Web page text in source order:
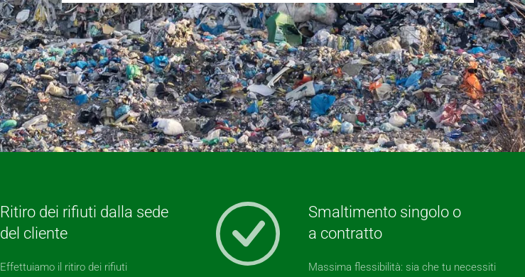
Ritiro dei rifiuti dalla sede
del cliente
Effettuiamo il ritiro dei rifiuti
Smaltimento singolo o
a contratto
Massima flessibilità: sia che tu necessiti